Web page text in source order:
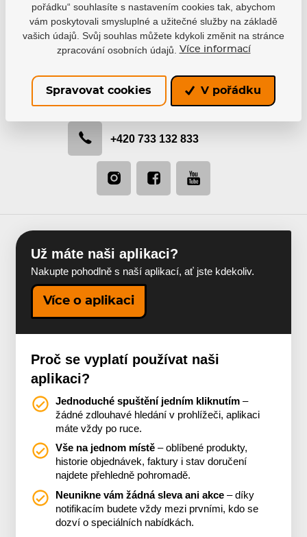
Buďte s námi v kontaktu
Rádi vám pomůžeme s výběrem nebo doporučíme
info@hejduksport.cz
+420 733 132 833
Už máte naši aplikaci?
Nakupte pohodlně s naší aplikací, ať jste kdekoliv.
Více o aplikaci
Proč se vyplatí používat naši
aplikaci?
Jednoduché spuštění jedním kliknutím –
žádné zdlouhavé hledání v prohlížeči, aplikaci
máte vždy po ruce.
Vše na jednom místě – oblíbené produkty,
historie objednávek, faktury i stav doručení
najdete přehledně pohromadě.
Neunikne vám žádná sleva ani akce – díky
notifikacím budete vždy mezi prvními, kdo se
dozví o speciálních nabídkách.
pořádku“ souhlasíte s nastavením cookies tak, abychom
vám poskytovali smysluplné a užitečné služby na základě
vašich údajů. Svůj souhlas můžete kdykoli změnit na stránce
zpracování osobních údajů.
Více informací
Spravovat cookies V pořádku